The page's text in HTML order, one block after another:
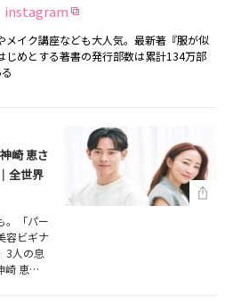
instagram
イク講座なども大人気。最新著『服が似
じめとする著書の発行部数は累計134万部
崎 恵さ
全世界
。「パー
容ビギナ
3人の息
崎 恵…